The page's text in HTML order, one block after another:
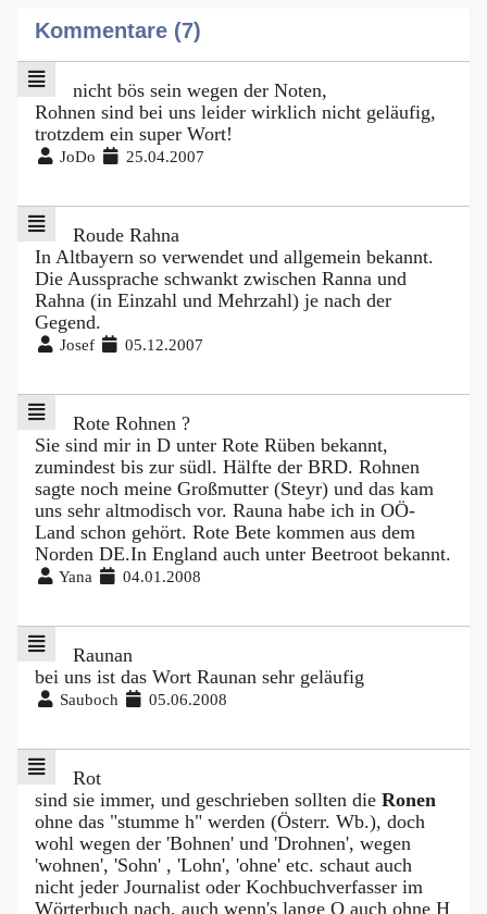
Kommentare (7)
nicht bös sein wegen der Noten,
Rohnen sind bei uns leider wirklich nicht geläufig,
trotzdem ein super Wort!
JoDo 25.04.2007
Roude Rahna
In Altbayern so verwendet und allgemein bekannt.
Die Aussprache schwankt zwischen Ranna und
Rahna (in Einzahl und Mehrzahl) je nach der
Gegend.
Josef 05.12.2007
Rote Rohnen ?
Sie sind mir in D unter Rote Rüben bekannt,
zumindest bis zur südl. Hälfte der BRD. Rohnen
sagte noch meine Großmutter (Steyr) und das kam
uns sehr altmodisch vor. Rauna habe ich in OÖ-
Land schon gehört. Rote Bete kommen aus dem
Norden DE.In England auch unter Beetroot bekannt.
Yana 04.01.2008
Raunan
bei uns ist das Wort Raunan sehr geläufig
Sauboch 05.06.2008
Rot
sind sie immer, und geschrieben sollten die Ronen
ohne das "stumme h" werden (Österr. Wb.), doch
wohl wegen der 'Bohnen' und 'Drohnen', wegen
'wohnen', 'Sohn' , 'Lohn', 'ohne' etc. schaut auch
nicht jeder Journalist oder Kochbuchverfasser im
Wörterbuch nach, auch wenn's lange O auch ohne H